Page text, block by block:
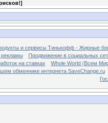
]
и сервисы Тинькофф - Жирные
рекламы
Продвижение в социальных
на ставках
Whole World (Всем
обменнике интернета SaveChange.ru